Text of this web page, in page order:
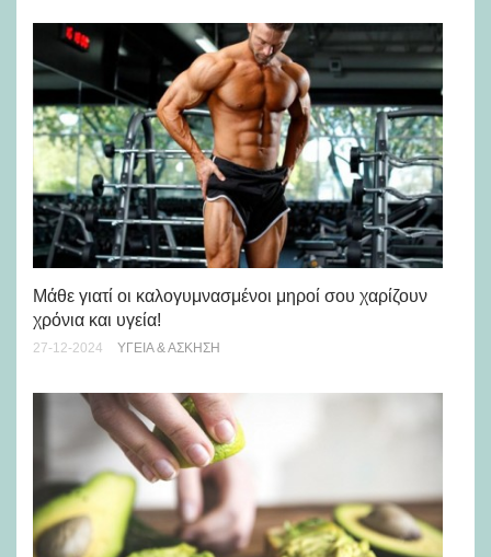
Μάθε γιατί οι καλογυμνασμένοι μηροί σου χαρίζουν
χρόνια και υγεία!
27-12-2024 ΥΓΕΊΑ & ΆΣΚΗΣΗ